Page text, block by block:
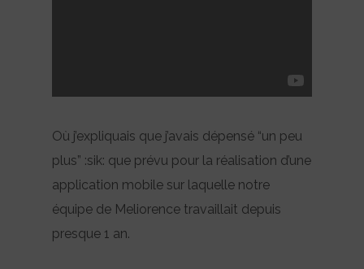
Où j’expliquais que j’avais dépensé “un peu
plus” :sik: que prévu pour la réalisation d’une
application mobile sur laquelle notre
équipe de Meliorence travaillait depuis
presque 1 an.